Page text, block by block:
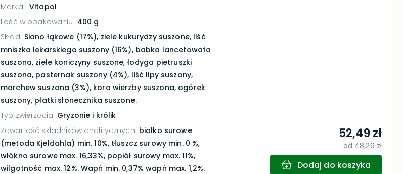
Marka: Vitapol
Ilość w opakowaniu: 400 g
Skład: Siano łąkowe (17%), ziele kukurydzy suszone, liść
mniszka lekarskiego suszony (16%), babka lancetowata
suszona, ziele koniczyny suszone, łodyga pietruszki
suszona, pasternak suszony (4%), liść lipy suszony,
marchew suszona (3%), kora wierzby suszona, ogórek
suszony, płatki słonecznika suszone.
Typ zwierzęcia: Gryzonie i królik
Zawartość składników analitycznych: białko surowe
(metoda Kjeldahla) min. 10%, tłuszcz surowy min. 0 %,
włókno surowe max. 16,33%, popiół surowy max. 11%,
wilgotność max. 12%. Wapń min. 0,37% wapń max. 1,2%.
52,49 zł
od 48,29 zł
Dodaj do koszyka